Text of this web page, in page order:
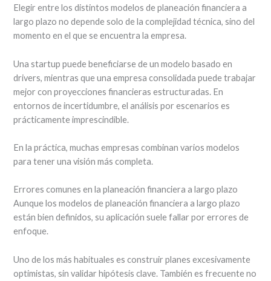
Elegir entre los distintos modelos de planeación financiera a
largo plazo no depende solo de la complejidad técnica, sino del
momento en el que se encuentra la empresa.
Una startup puede beneficiarse de un modelo basado en
drivers, mientras que una empresa consolidada puede trabajar
mejor con proyecciones financieras estructuradas. En
entornos de incertidumbre, el análisis por escenarios es
prácticamente imprescindible.
En la práctica, muchas empresas combinan varios modelos
para tener una visión más completa.
Errores comunes en la planeación financiera a largo plazo
Aunque los modelos de planeación financiera a largo plazo
están bien definidos, su aplicación suele fallar por errores de
enfoque.
Uno de los más habituales es construir planes excesivamente
optimistas, sin validar hipótesis clave. También es frecuente no